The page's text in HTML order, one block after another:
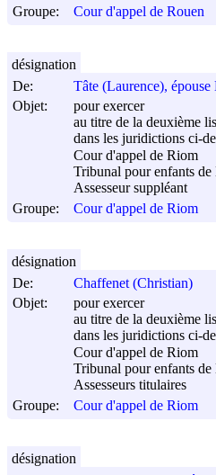
Groupe:
Cour d'appel de Rouen
De:
Tâte (Laurence), épouse
Objet:
pour exercer
au titre de la deuxième
dans les juridictions ci-
Cour d'appel de Riom
Tribunal pour enfants
Assesseur suppléant
Groupe:
Cour d'appel de Riom
désignation
De:
Chaffenet (Christian)
Objet:
pour exercer
au titre de la deuxième
dans les juridictions ci-
Cour d'appel de Riom
Tribunal pour enfants
Assesseurs titulaires
Groupe:
Cour d'appel de Riom
désignation
désignation